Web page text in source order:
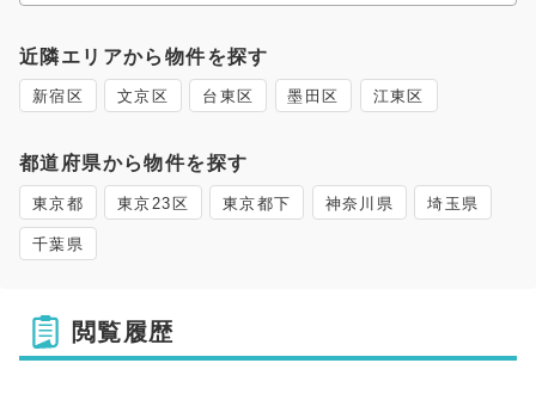
近隣エリアから物件を探す
新宿区 文京区 台東区 墨田区 江東区
都道府県から物件を探す
東京都 東京23区 東京都下 神奈川県 埼玉県
千葉県
閲覧履歴